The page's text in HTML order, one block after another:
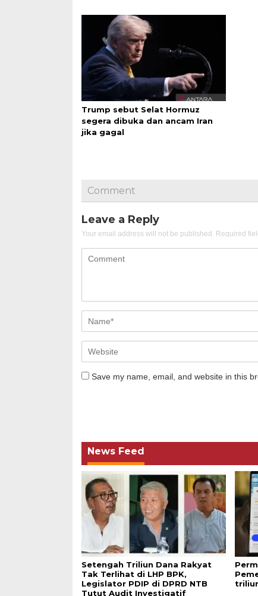
Trump sebut Selat Hormuz
segera dibuka dan ancam Iran
jika gagal
Comment
Leave a Reply
Your email address will not be published. Required
Save my name, email, and website in this
News Feed
Setengah Triliun Dana Rakyat
Tak Terlihat di LHP BPK,
Legislator PDIP di DPRD NTB
Tutut Audit Investigatif